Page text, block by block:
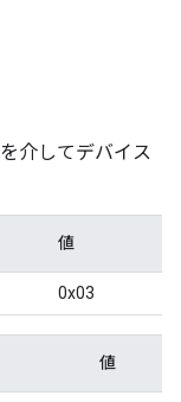
を介してデバイス
値
0x03
値